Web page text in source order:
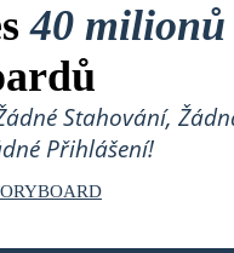
40 milionů
Stahování,
Přihlášení!